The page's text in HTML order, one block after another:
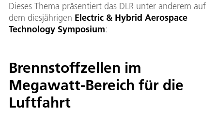
Dieses Thema präsentiert das DLR unter anderem auf
dem diesjährigen Electric & Hybrid Aerospace
Technology Symposium:
Brennstoffzellen im
Megawatt-Bereich für die
Luftfahrt